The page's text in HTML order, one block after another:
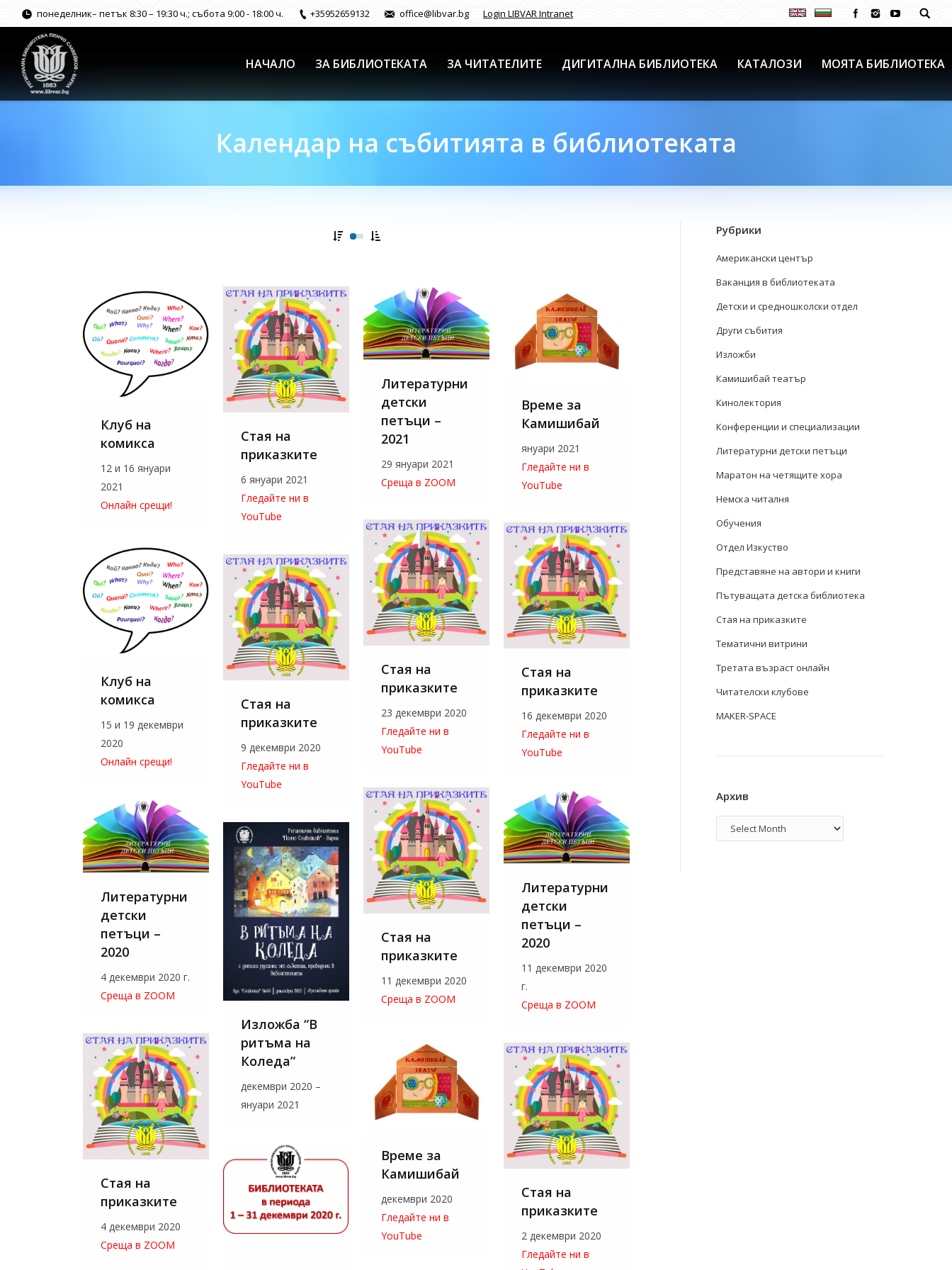
понеделник– петък 8:30 – 19:30 ч.; събота 9:00 - 18:00 ч. +35952659132 office@libvar.bg Login LIBVAR Intranet
НАЧАЛО ЗА БИБЛИОТЕКАТА ЗА ЧИТАТЕЛИТЕ ДИГИТАЛНА БИБЛИОТЕКА КАТАЛОЗИ МОЯТА БИБЛИОТЕКА
Календар на събитията в библиотеката
Клуб на
комикса
12 и 16 януари
2021
Онлайн срещи!
Стая на
приказките
6 януари 2021
Гледайте ни в
YouTube
Литературни
детски
петъци –
2021
29 януари 2021
Среща в ZOOM
Време за
Камишибай
януари 2021
Гледайте ни в
YouTube
Стая на
приказките
23 декември 2020
Гледайте ни в
YouTube
Стая на
приказките
16 декември 2020
Гледайте ни в
YouTube
Клуб на
комикса
15 и 19 декември
2020
Онлайн срещи!
Стая на
приказките
9 декември 2020
Гледайте ни в
YouTube
Стая на
приказките
11 декември 2020
Среща в ZOOM
Литературни
детски
петъци –
2020
11 декември 2020
г.
Среща в ZOOM
Литературни
детски
петъци –
2020
4 декември 2020 г.
Среща в ZOOM
Изложба “В
ритъма на
Коледа”
декември 2020 –
януари 2021
Стая на
приказките
4 декември 2020
Среща в ZOOM
Време за
Камишибай
декември 2020
Гледайте ни в
YouTube
Стая на
приказките
2 декември 2020
Гледайте ни в
Рубрики
Американски център
Ваканция в библиотеката
Детски и средношколски отдел
Други събития
Изложби
Камишибай театър
Кинолектория
Конференции и специализации
Литературни детски петъци
Маратон на четящите хора
Немска читалня
Обучения
Отдел Изкуство
Представяне на автори и книги
Пътуващата детска библиотека
Стая на приказките
Тематични витрини
Третата възраст онлайн
Читателски клубове
MAKER-SPACE
Архив
Архив